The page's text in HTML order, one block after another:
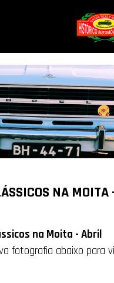
NA
na Moita - Abril
fotografia abaixo para